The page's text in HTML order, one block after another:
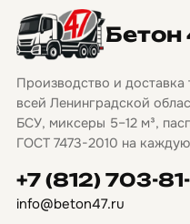
Бетон
Производство и доставка
всей Ленинградской
БСУ, миксеры 5–12 м³,
ГОСТ 7473-2010 на
+7 (812) 703-
info@beton47.ru